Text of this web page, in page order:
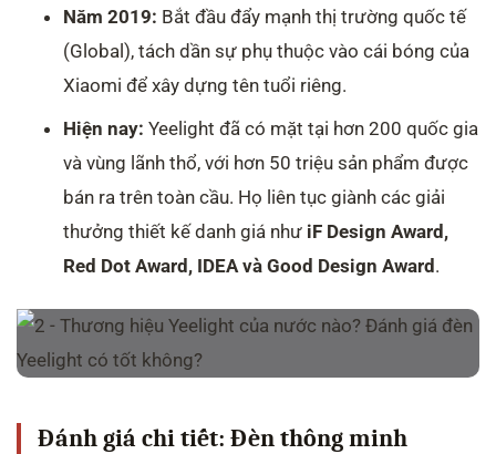
Năm 2019: Bắt đầu đẩy mạnh thị trường quốc tế
(Global), tách dần sự phụ thuộc vào cái bóng của
Xiaomi để xây dựng tên tuổi riêng.
Hiện nay: Yeelight đã có mặt tại hơn 200 quốc gia
và vùng lãnh thổ, với hơn 50 triệu sản phẩm được
bán ra trên toàn cầu. Họ liên tục giành các giải
thưởng thiết kế danh giá như iF Design Award,
Red Dot Award, IDEA và Good Design Award .
Đánh giá chi tiết: Đèn thông minh